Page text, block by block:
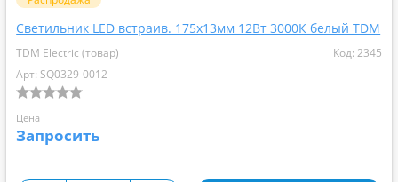
Светильник LED встраив. 175х13мм 12Вт 3000К белый TDM
TDM Electric (товар)
Код: 2345
Арт: SQ0329-0012
Цена
Запросить